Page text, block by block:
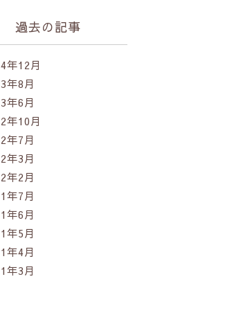
過去の記事
年12月
年8月
年6月
年10月
年7月
年3月
年2月
年7月
年6月
年5月
年4月
年3月